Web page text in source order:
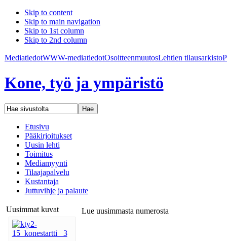
Skip to content
Skip to main navigation
Skip to 1st column
Skip to 2nd column
MediatiedotWWW-mediatiedotOsoitteenmuutosLehtien tilausarkisto
Kone, työ ja ympäristö
Etusivu
Pääkirjoitukset
Uusin lehti
Toimitus
Mediamyynti
Tilaajapalvelu
Kustantaja
Juttuvihje ja palaute
Uusimmat kuvat Lue uusimmasta numerosta